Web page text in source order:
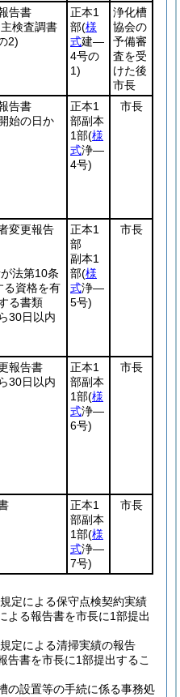
告書
検査調書
2)
正本1
部(様
式建―
4号の
1)
浄化槽
協会の
予備審
査を受
けた後
市長
告書
始の日か
正本1
部副本
1部(様
式浄―
4号)
市長
変更報告
法第10条
る資格を有
る書類
30日以内
正本1
部
副本1
部(様
式浄―
5号)
市長
報告書
30日以内
正本1
部副本
1部(様
式浄―
6号)
市長
正本1
部副本
1部(様
式浄―
7号)
市長
定による保守点検契約実績
よる報告書を市長に1部提出
定による清掃実績の報告
書を市長に1部提出するこ
設置等の手続に係る事務処